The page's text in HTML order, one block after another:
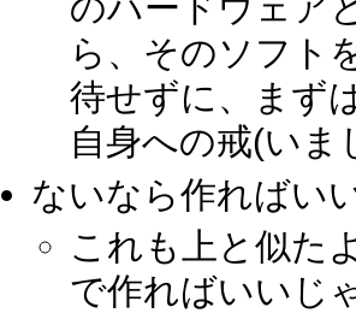
のハードウェア
ら、そのソフト
待せずに、まず
自身への戒(いま
ないなら作ればい
これも上と似た
で作ればいいじ